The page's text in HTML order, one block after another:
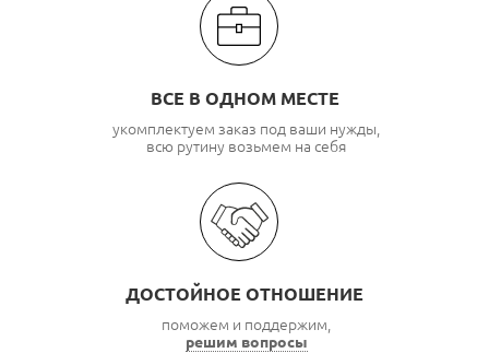
ВСЕ В ОДНОМ МЕСТЕ
укомплектуем заказ под ваши нужды,
всю рутину возьмем на себя
ДОСТОЙНОЕ ОТНОШЕНИЕ
поможем и поддержим,
решим вопросы